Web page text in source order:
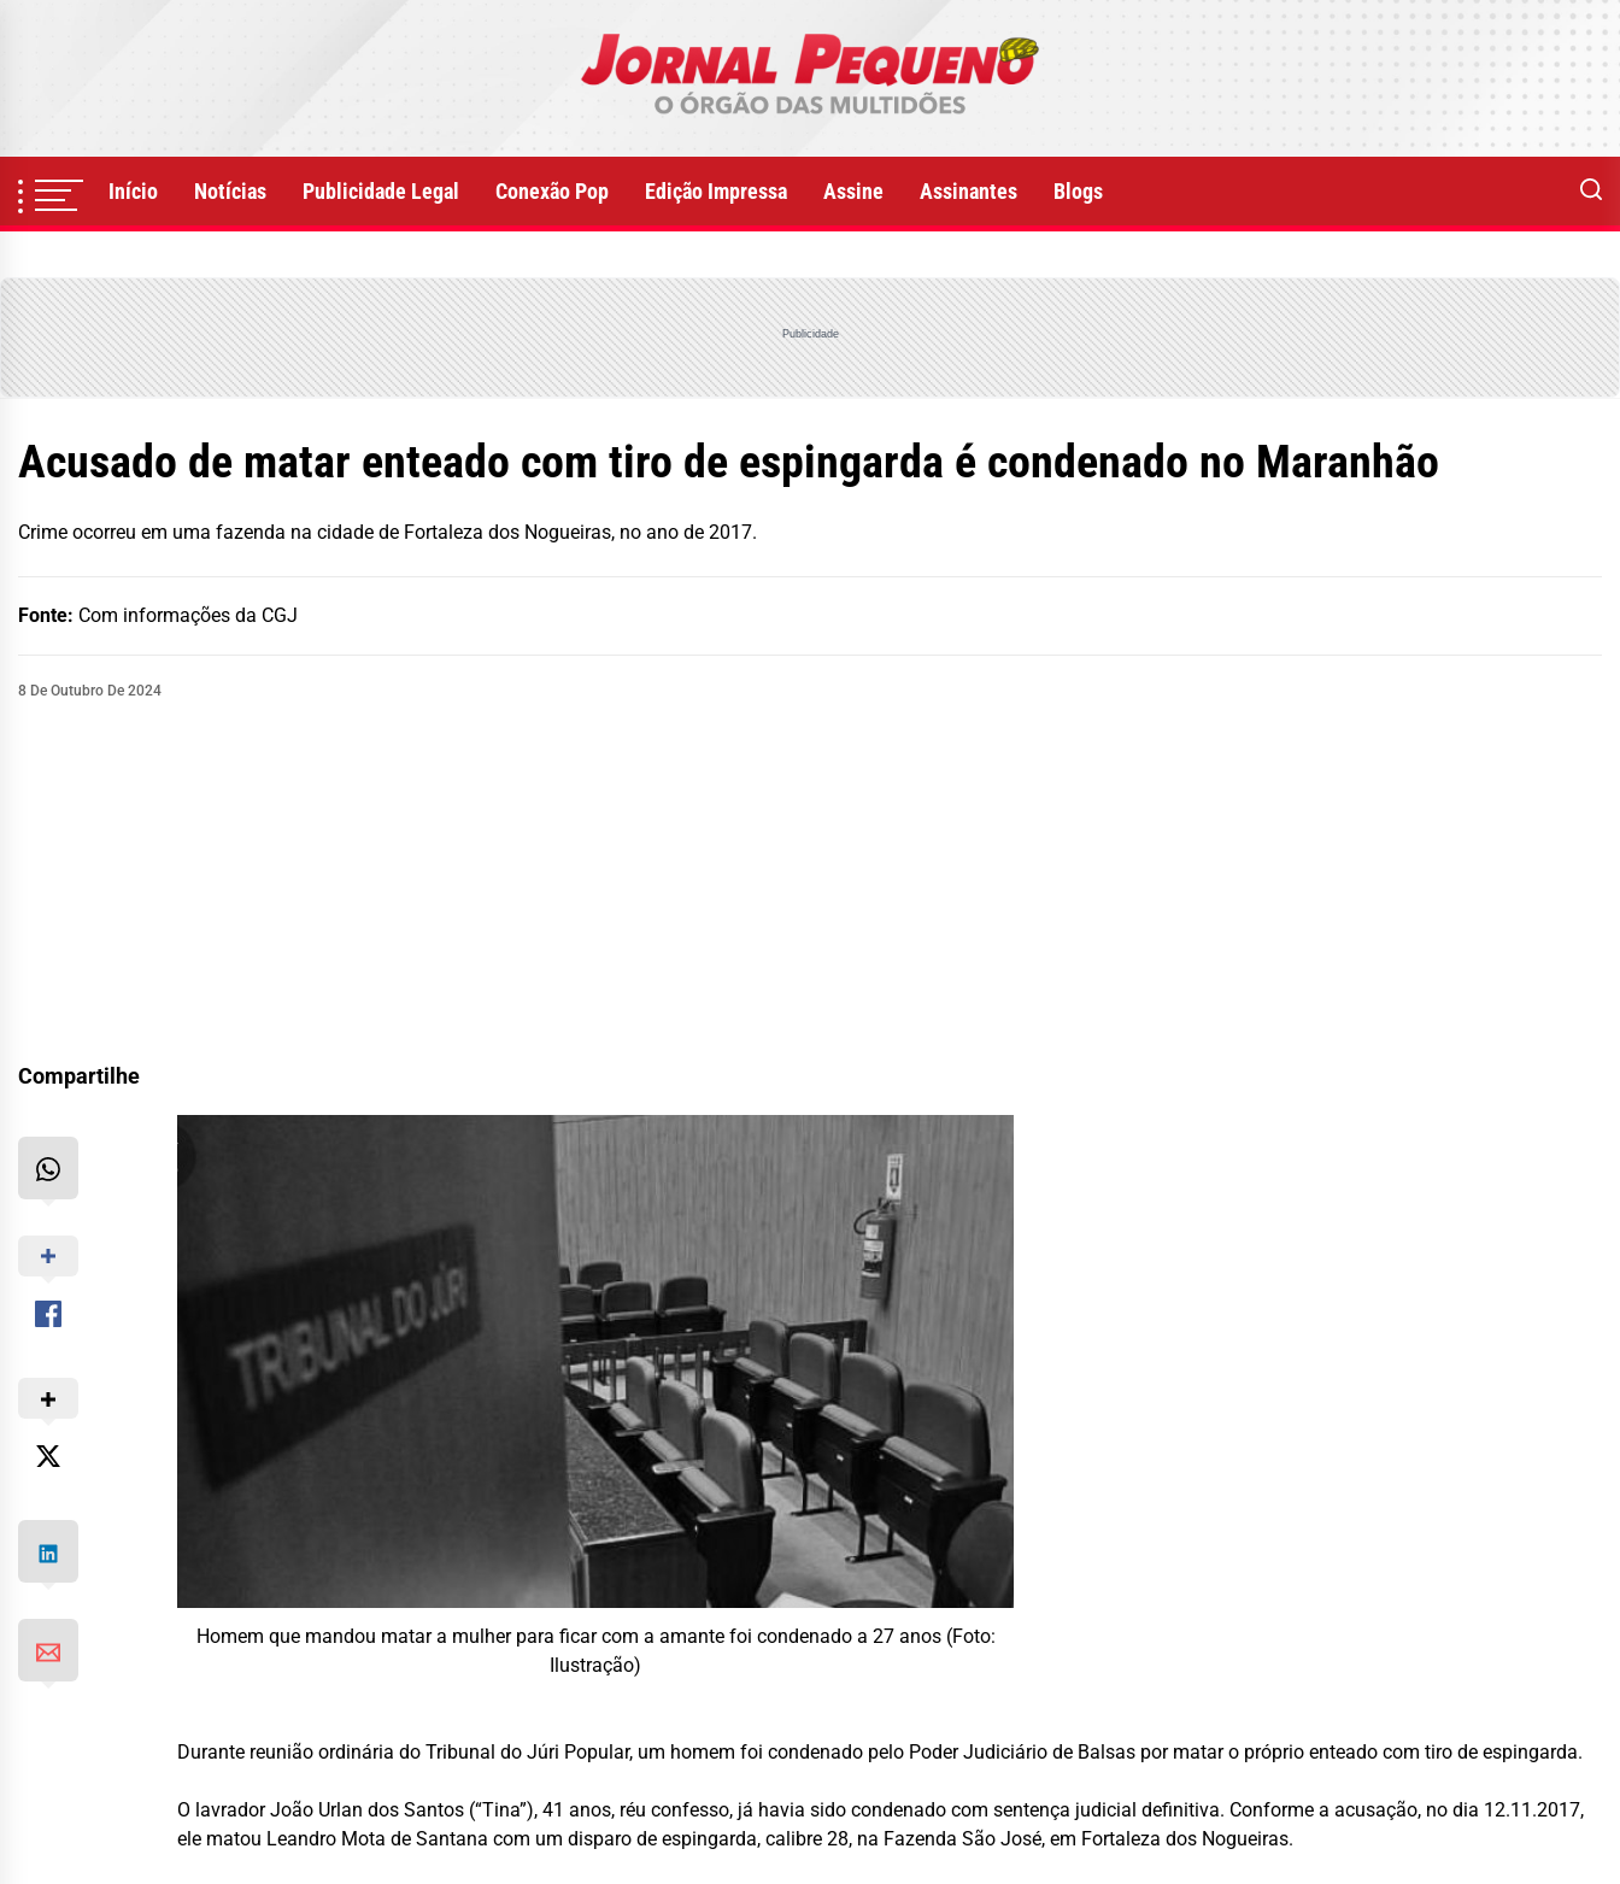
Início Notícias Publicidade Legal Conexão Pop Edição Impressa Assine Assinantes Blogs
Publicidade
Acusado de matar enteado com tiro de espingarda é condenado no Maranhão
Crime ocorreu em uma fazenda na cidade de Fortaleza dos Nogueiras, no ano de 2017.
Fonte: Com informações da CGJ
8 De Outubro De 2024
Compartilhe
Homem que mandou matar a mulher para ficar com a amante foi condenado a 27 anos (Foto:
Ilustração)
Durante reunião ordinária do Tribunal do Júri Popular, um homem foi condenado pelo Poder Judiciário de Balsas por matar o próprio enteado com tiro de espingarda.
O lavrador João Urlan dos Santos (“Tina”), 41 anos, réu confesso, já havia sido condenado com sentença judicial definitiva. Conforme a acusação, no dia 12.11.2017,
ele matou Leandro Mota de Santana com um disparo de espingarda, calibre 28, na Fazenda São José, em Fortaleza dos Nogueiras.